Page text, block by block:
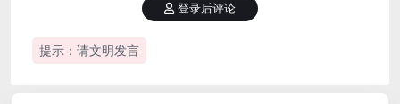
提示：请文明发言
登录后评论